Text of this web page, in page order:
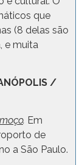
que
(8 delas são
e muita
/
. Em
de
a São Paulo.